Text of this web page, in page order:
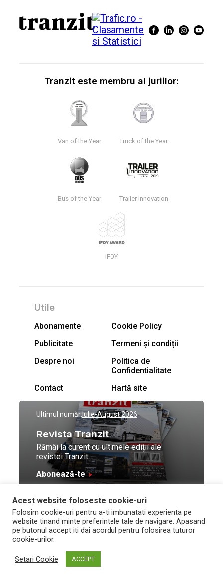
Tranzit este membru al juriilor:
Van of the Year Truck of the Year
Bus of the Year Trailer Innovation
IFOY
Utile
Abonamente
Cookie Policy
Publicitate
Termeni și condiții
Despre noi
Politica de
Confidentialitate
Contact
Hartă site
Ultimul număr:Iulie-August 2026
Revista Tranzit
Rămâi la curent cu ultimele ediții ale
revistei Tranzit
Abonează-te
© Toate drepturile
rezervate Trafic Media
2026
Design by
and development byNeo
Vision Technologies
Acest website foloseste cookie-uri
Folosim cookie-uri pentru a-ti imbunatati experienta pe
website tinand minte preferintele tale de navigare. Apasand
pe butonul accept iti dai acordul pentru folosirea tuturor
cookie-urilor.
Setari Cookie ACCEPT